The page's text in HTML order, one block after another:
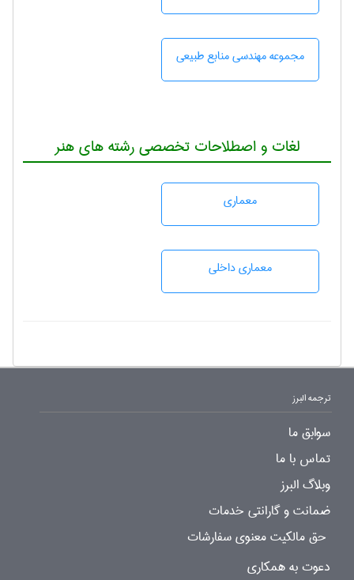
مجموعه مهندسی منابع طبيعی
لغات و اصطلاحات تخصصی رشته های هنر
معماری
معماری داخلی
ترجمه البرز
سوابق ما
تماس با ما
وبلاگ البرز
ضمانت و گارانتی خدمات
حق مالکیت معنوی سفارشات
دعوت به همکاری